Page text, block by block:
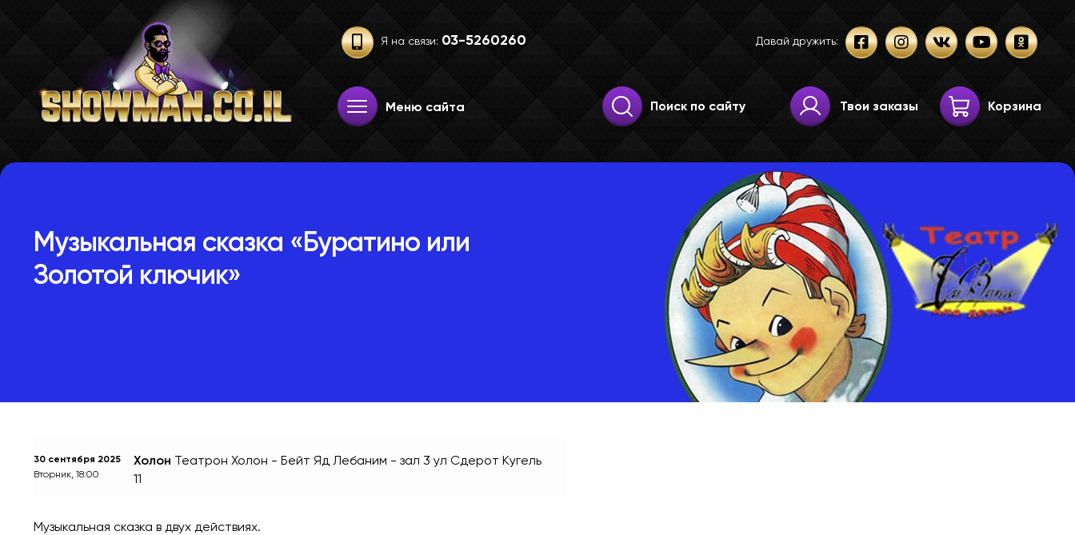
Я на связи: 03-52­60­260 Давай дружить:
Меню сайта
Искать:
Поиск
Твои заказы Корзина
Музыкальная сказка «Буратино или
Золотой ключик»
30 сентября 2025
Вторник, 18:00
Холон Театрон Холон - Бейт Яд Лебаним - зал 3 ул Сдерот Кугель
11
Музыкальная сказка в двух действиях.